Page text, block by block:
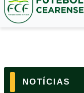
NOTÍCIAS